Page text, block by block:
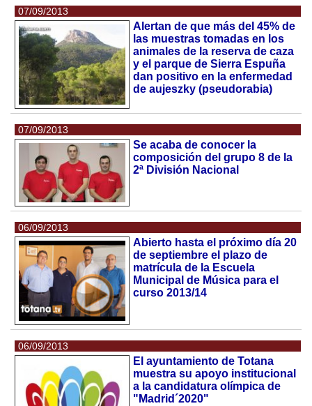
07/09/2013
Alertan de que más del 45% de
las muestras tomadas en los
animales de la reserva de caza
y el parque de Sierra Espuña
dan positivo en la enfermedad
de aujeszky (pseudorabia)
07/09/2013
Se acaba de conocer la
composición del grupo 8 de la
2ª División Nacional
06/09/2013
Abierto hasta el próximo día 20
de septiembre el plazo de
matrícula de la Escuela
Municipal de Música para el
curso 2013/14
06/09/2013
El ayuntamiento de Totana
muestra su apoyo institucional
a la candidatura olímpica de
"Madrid´2020"